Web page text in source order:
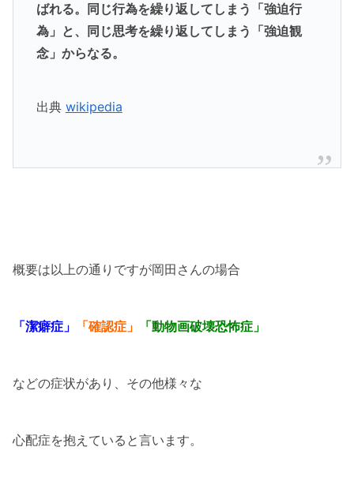
ばれる。同じ行為を繰り返してしまう「強迫行
為」と、同じ思考を繰り返してしまう「強迫観
念」からなる。
出典 wikipedia
概要は以上の通りですが岡田さんの場合
「潔癖症」 「確認症」 「動物画破壊恐怖症」
などの症状があり、その他様々な
心配症を抱えていると言います。